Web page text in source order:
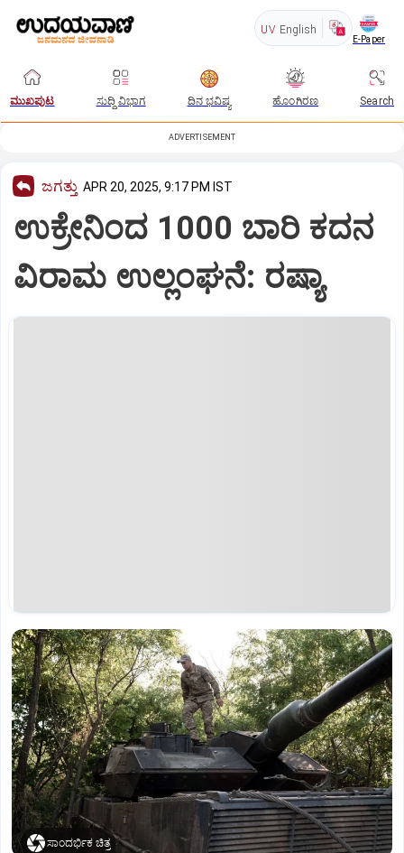
UV English
E-Paper
ಮುಖಪುಟ ಸುದ್ದಿ ವಿಭಾಗ ದಿನ ಭವಿಷ್ಯ ಹೊಂಗಿರಣ Search
ADVERTISEMENT
ಜಗತ್ತು APR 20, 2025, 9:17 PM IST
ಉಕ್ರೇನಿಂದ 1000 ಬಾರಿ ಕದನ
ವಿರಾಮ ಉಲ್ಲಂಘನೆ: ರಷ್ಯಾ
ಸಾಂದರ್ಭಿಕ ಚಿತ್ರ